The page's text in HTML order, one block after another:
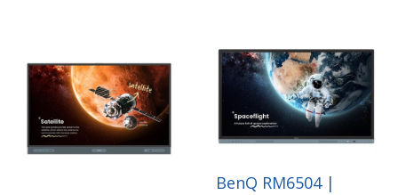
BenQ RM6504 |